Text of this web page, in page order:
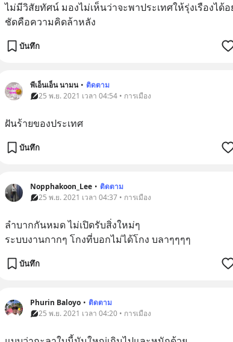
ไม่มีวิสัยทัศน์ มองไม่เห็นว่าจะพาประเทศให้รุ่งเรืองได้อ
ชัดคือความคิดล้าหลัง
บันทึก
พีเอ็นเอ็น นามน • ติดตาม
25 พ.ย. 2021 เวลา 04:54 • การเมือง
ฝันร้ายของประเทศ
บันทึก
Nopphakoon​_Lee • ติดตาม
25 พ.ย. 2021 เวลา 04:37 • การเมือง
ลำบากกันหมด ไม่เปิดรับสิ่งใหม่ๆ
ระบบงานกากๆ โกงที่บอกไม่ได้โกง บลาๆๆๆๆ
บันทึก
Phurin Baloyo • ติดตาม
25 พ.ย. 2021 เวลา 04:20 • การเมือง